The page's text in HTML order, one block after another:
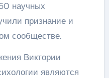
научных
признание и
сообществе.
Виктории
являются